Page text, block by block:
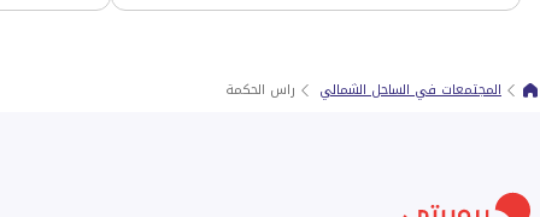
المجتمعات في الساحل الشمالي راس الحكمة